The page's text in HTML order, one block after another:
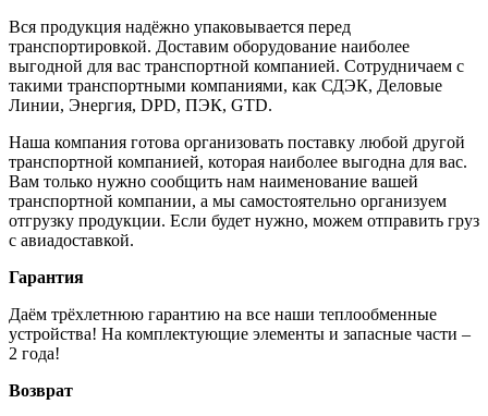
Вся продукция надёжно упаковывается перед
транспортировкой. Доставим оборудование наиболее
выгодной для вас транспортной компанией. Сотрудничаем с
такими транспортными компаниями, как СДЭК, Деловые
Линии, Энергия, DPD, ПЭК, GTD.
Наша компания готова организовать поставку любой другой
транспортной компанией, которая наиболее выгодна для вас.
Вам только нужно сообщить нам наименование вашей
транспортной компании, а мы самостоятельно организуем
отгрузку продукции. Если будет нужно, можем отправить груз
с авиадоставкой.
Гарантия
Даём трёхлетнюю гарантию на все наши теплообменные
устройства! На комплектующие элементы и запасные части –
2 года!
Возврат